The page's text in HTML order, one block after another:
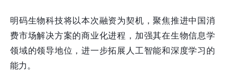
明码生物科技将以本次融资为契机，聚焦推进中国消
费市场解决方案的商业化进程，加强其在生物信息学
领域的领导地位，进一步拓展人工智能和深度学习的
能力。